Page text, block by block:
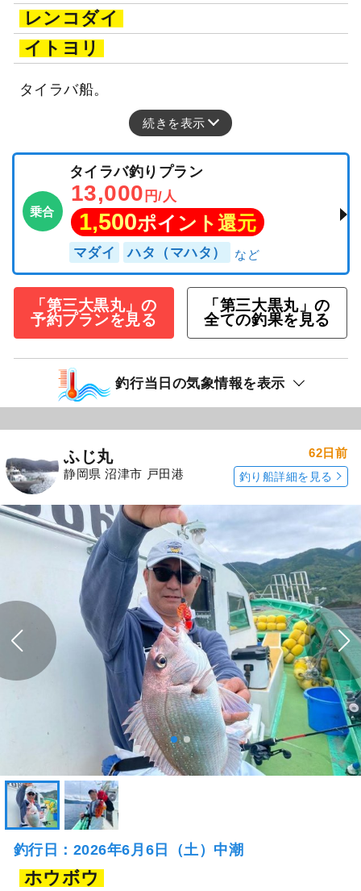
レンコダイ
イトヨリ
タイラバ船。
続きを表示
乗合
タイラバ釣りプラン
13,000 円/人
1,500ポイント還元
マダイ ハタ（マハタ）
「第三大黒丸」の
予約プランを見る
「第三大黒丸」の
全ての釣果を見る
釣行当日の気象情報を表示
ふじ丸
静岡県 沼津市 戸田港
62日前
釣り船詳細を見る
釣行日：2026年6月6日（土）中潮
ホウボウ